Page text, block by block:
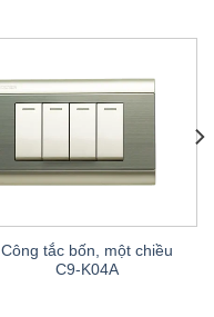
Công tắc bốn, một chiều
C9-K04A